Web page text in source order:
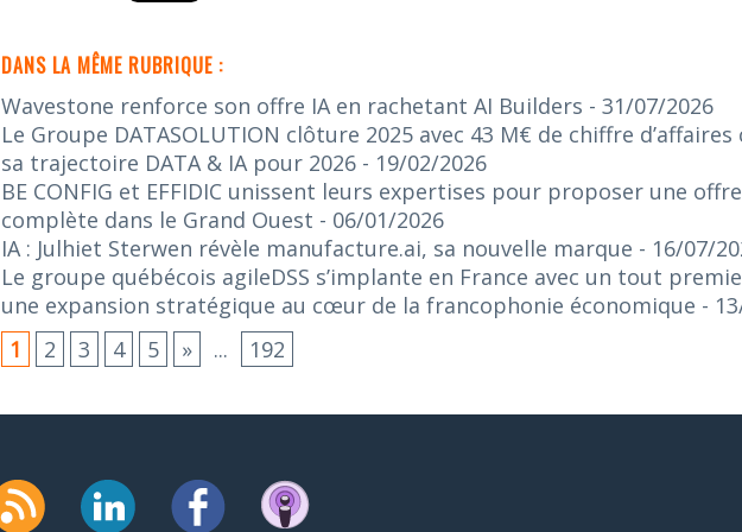
DANS LA MÊME RUBRIQUE :
Wavestone renforce son offre IA en rachetant AI Builders - 31/07/2026
Le Groupe DATASOLUTION clôture 2025 avec 43 M€ de chiffre
sa trajectoire DATA & IA pour 2026 - 19/02/2026
BE CONFIG et EFFIDIC unissent leurs expertises pour proposer une
complète dans le Grand Ouest - 06/01/2026
IA : Julhiet Sterwen révèle manufacture.ai, sa nouvelle marque - 16/07/
Le groupe québécois agileDSS s’implante en France avec un tout
une expansion stratégique au cœur de la francophonie économique -
1
2 3 4 5 » ... 192